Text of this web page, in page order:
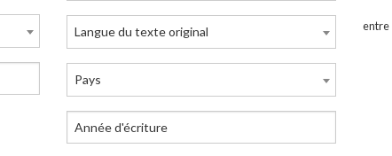
Langue du texte original
Pays
entre